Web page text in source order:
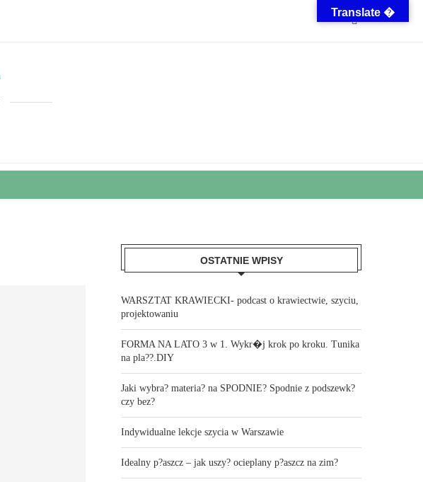
OSTATNIE WPISY
WARSZTAT KRAWIECKI- podcast o krawiectwie, szyciu,
projektowaniu
FORMA NA LATO 3 w 1. Wykr�j krok po kroku. Tunika
na pla??.DIY
Jaki wybra? materia? na SPODNIE? Spodnie z podszewk?
czy bez?
Indywidualne lekcje szycia w Warszawie
Idealny p?aszcz – jak uszy? ocieplany p?aszcz na zim?
Translate �